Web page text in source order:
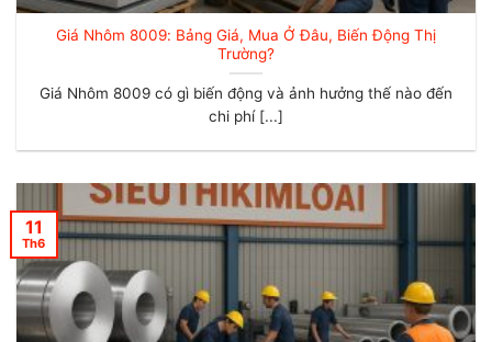
Giá Nhôm 8009: Bảng Giá, Mua Ở Đâu, Biến Động Thị
Trường?
Giá Nhôm 8009 có gì biến động và ảnh hưởng thế nào đến
chi phí [...]
11
Th6